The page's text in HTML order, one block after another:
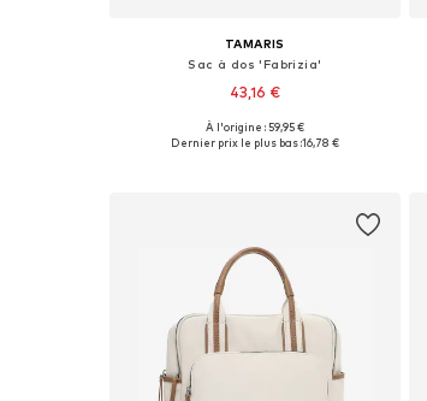
TAMARIS
Sac à dos 'Fabrizia'
43,16 €
+3
Tailles disponibles: One Size
À l'origine : 59,95 €
Dernier prix le plus bas :16,78 €